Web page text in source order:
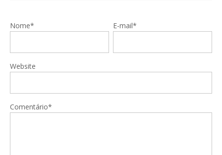
Nome* E-mail*
Website
Comentário*